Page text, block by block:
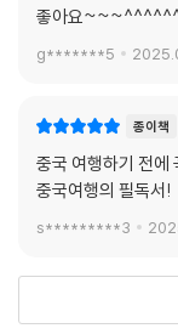
어떤 방식으로 읽어도
등의 수식어가 증명
국의 모습을 풍성하
수 있게 한다. 처음부
장편소설을 읽는 듯
을 찾아서 읽어본다
을 수도 있다.
좋아요
g*******5
종이책
중국 여행하기 전에
중국여행의 필독서!
s*********3